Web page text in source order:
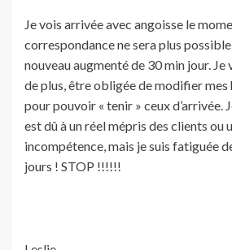
Je vois arrivée avec angoisse le
correspondance ne sera plus
nouveau augmenté de 30 min jour. Je
de plus, être obligée de modifier
pour pouvoir « tenir » ceux d’arrivée.
est dû à un réel mépris des clients ou
incompétence, mais je suis fatiguée
jours ! STOP !!!!!!